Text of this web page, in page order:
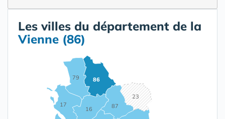
Les villes du département de la
Vienne (86)
16
17
23
79 86
87